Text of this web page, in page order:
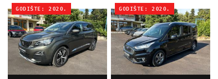
GODIŠTE: 2020. GODIŠTE: 2020.